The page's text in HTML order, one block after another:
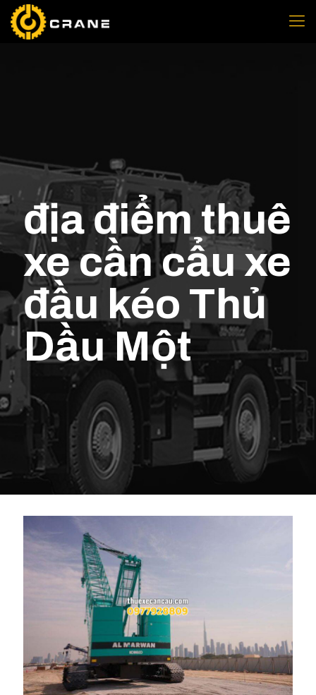
địa điểm thuê
xe cần cẩu xe
đầu kéo Thủ
Dầu Một